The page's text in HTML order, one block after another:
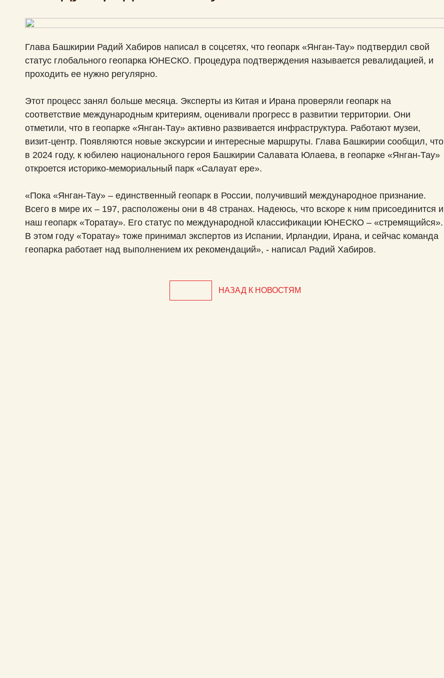
Лечение тазобедренного сустава
Лечение межпозвоночной грыжи
Лечение артроза
Лечение ревматоидного артрита
Лечение протрузий межпозвоночных
Лечение бронхиальной астмы
Лечение гломерулонефрита
Лечение пиелонефрита
Воспалительные заболевания женских и
Лечение цистита
Ведапульс
Биоимпедансометрия
Иглорефлексотерапия
Клинические лабораторные
исследования
Ударно-волновая терапия
Дуплексное сканирование артерий
Глава Башкирии Радий Хабиров написал в соцсетях, что геопарк «Янган-Тау» подтвердил свой
статус глобального геопарка ЮНЕСКО. Процедура подтверждения называется ревалидацией, и
проходить ее нужно регулярно.
Этот процесс занял больше месяца. Эксперты из Китая и Ирана проверяли геопарк на
соответствие международным критериям, оценивали прогресс в развитии территории. Они
отметили, что в геопарке «Янган-Тау» активно развивается инфраструктура. Работают музеи,
визит-центр. Появляются новые экскурсии и интересные маршруты. Глава Башкирии сообщил, что
в 2024 году, к юбилею национального героя Башкирии Салавата Юлаева, в геопарке «Янган-Тау»
откроется историко-мемориальный парк «Салауат ере».
«Пока «Янган-Тау» – единственный геопарк в России, получивший международное признание.
Всего в мире их – 197, расположены они в 48 странах. Надеюсь, что вскоре к ним присоединится и
наш геопарк «Торатау». Его статус по международной классификации ЮНЕСКО – «стремящийся».
В этом году «Торатау» тоже принимал экспертов из Испании, Ирландии, Ирана, и сейчас команда
геопарка работает над выполнением их рекомендаций», - написал Радий Хабиров.
НАЗАД К НОВОСТЯМ